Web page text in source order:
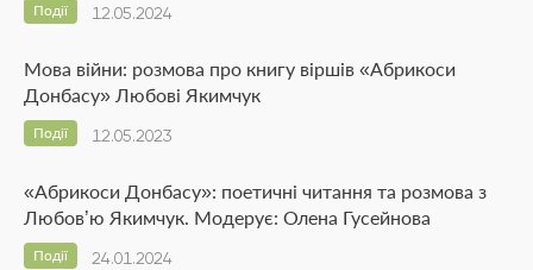
12.05.2024
Події
Мова війни: розмова про книгу віршів «Абрикоси
Донбасу» Любові Якимчук
12.05.2023
Події
«Абрикоси Донбасу»: поетичні читання та розмова з
Любов’ю Якимчук. Модерує: Олена Гусейнова
24.01.2024
Події